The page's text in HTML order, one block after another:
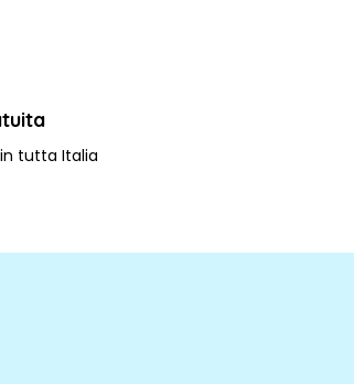
tutta Italia